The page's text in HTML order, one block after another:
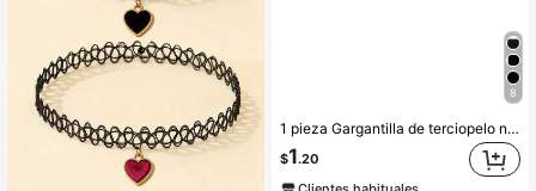
8
1 pieza Gargantilla de terciopelo negro con estilo punk para mujeres
$1.20